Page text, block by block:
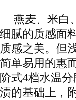
燕麦、米白
细腻的质感面
质感之美。但
简单易用的惠
阶式4档水温
渍的基础上，